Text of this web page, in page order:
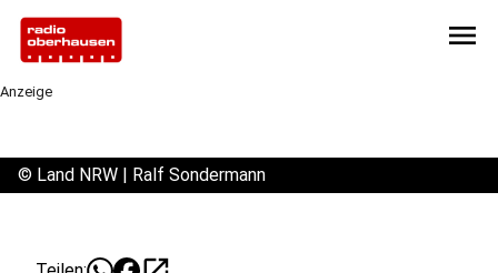
menu
Anzeige
© Land NRW | Ralf Sondermann